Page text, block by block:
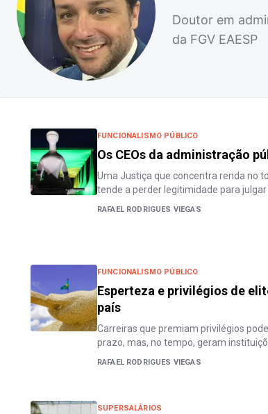
Doutor em
da FGV EAESP
FUNCIONALISMO PÚBLICO
Os CEOs da administração
Uma Justiça que concentra renda no
tende a perder legitimidade para julgar
RAFAEL RODRIGUES VIEGAS
FUNCIONALISMO PÚBLICO
Esperteza e privilégios de
país
Carreiras que premiam privilégios
prazo, mas, no tempo, geram
RAFAEL RODRIGUES VIEGAS
SUPERSALÁRIOS